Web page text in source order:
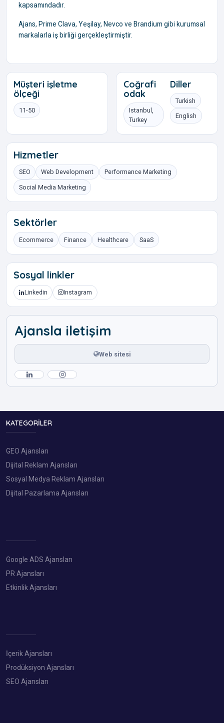
kapsamındadır.
Ajans, Prime Clava, Yeşilay, Nevco ve Brandium gibi kurumsal
markalarla iş birliği gerçekleştirmiştir.
Müşteri işletme
ölçeği
11-50
Coğrafi
odak
Istanbul,
Turkey
Diller
Turkish
English
Hizmetler
SEO Web Development Performance Marketing
Social Media Marketing
Sektörler
Ecommerce Finance Healthcare SaaS
Sosyal linkler
Linkedin Instagram
Ajansla iletişim
Web sitesi
KATEGORILER
GEO Ajansları
Dijital Reklam Ajansları
Sosyal Medya Reklam Ajansları
Dijital Pazarlama Ajansları
Google ADS Ajansları
PR Ajansları
Etkinlik Ajansları
İçerik Ajansları
Prodüksiyon Ajansları
SEO Ajansları